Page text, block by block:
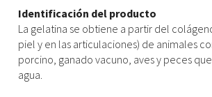
Identificación del producto
La gelatina se obtiene a partir del
piel y en las articulaciones) de animales
porcino, ganado vacuno, aves y peces
agua.